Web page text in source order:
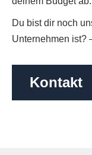
Du bist dir noch
Unternehmen ist?
Kontakt